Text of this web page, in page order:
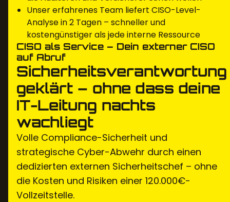
Unser erfahrenes Team liefert CISO-Level-
Analyse in 2 Tagen – schneller und
kostengünstiger als jede interne Ressource
CISO als Service – Dein externer CISO
auf Abruf
Sicherheitsverantwortung
geklärt – ohne dass deine
IT-Leitung nachts
wachliegt
Volle Compliance-Sicherheit und
strategische Cyber-Abwehr durch einen
dedizierten externen Sicherheitschef – ohne
die Kosten und Risiken einer 120.000€-
Vollzeitstelle.